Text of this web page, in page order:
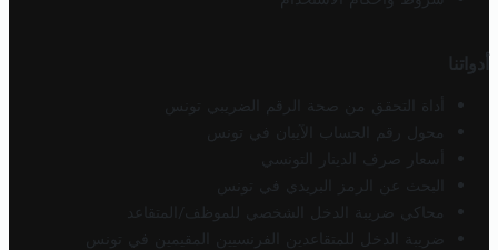
أدواتنا
أداة التحقق من صحة الرقم الضريبي تونس
محول رقم الحساب الآيبان في تونس
أسعار صرف الدينار التونسي
البحث عن الرمز البريدي في تونس
محاكي ضريبة الدخل الشخصي للموظف/المتقاعد
ضريبة الدخل للمتقاعدين الفرنسيين المقيمين في تونس